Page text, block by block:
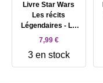
Livre Star Wars
Les récits
Légendaires - La
Malediction de
7,99 €
3 en stock